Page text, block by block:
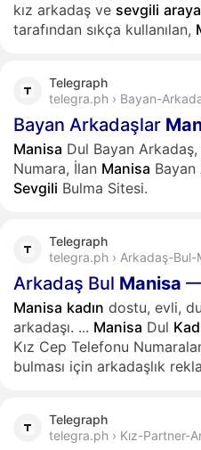
kız arkadaş ve sevgili
tarafından sıkça kullanılan,
Telegraph
telegra.ph › Bayan-
Bayan Arkadaşlar
Manisa Dul Bayan
Numara, İlan Manisa Bayan
Sevgili Bulma Sitesi.
Telegraph
telegra.ph › Arkadaş-
Arkadaş Bul Manisa —
Manisa kadın dostu, evli,
arkadaşı. ... Manisa Dul
Kız Cep Telefonu
bulması için arkadaşlık
Telegraph
telegra.ph › Kız-Partner-